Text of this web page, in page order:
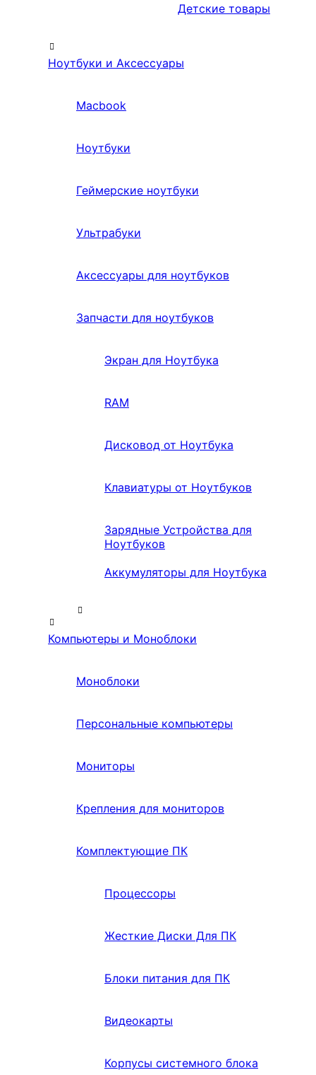
Детские товары
Ноутбуки и Аксессуары
Macbook
Ноутбуки
Геймерские ноутбуки
Ультрабуки
Аксессуары для ноутбуков
Запчасти для ноутбуков
Экран для Ноутбука
RAM
Дисковод от Ноутбука
Клавиатуры от Ноутбуков
Зарядные Устройства для
Ноутбуков
Аккумуляторы для Ноутбука
Компьютеры и Моноблоки
Моноблоки
Персональные компьютеры
Мониторы
Крепления для мониторов
Комплектующие ПК
Процессоры
Жесткие Диски Для ПК
Блоки питания для ПК
Видеокарты
Корпусы системного блока